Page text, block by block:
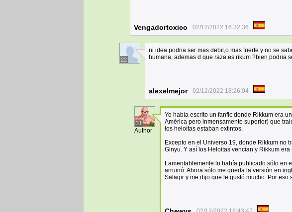
Vengadortoxico 02/12/2022 16:32:36
22
ni idea podria ser mas debil,o mas fuerte y no se
humana, ademas d que raza es rikum ?bien podria
alexelmejor 02/12/2022 18:26:04
31
Author
Yo había escrito un fanfic donde Rikkum era
América pero inmensamente superior) que
los heloítas estaban extintos.
Excepto en el Universo 19, donde Rikkum no
Ginyu. Y así los Heloitas vencían y Rikkum
Lamentablemente lo había publicado sólo en
arruinó. Ahora sólo me queda la versión en
Salagir y me dijo que le gustó mucho. Por